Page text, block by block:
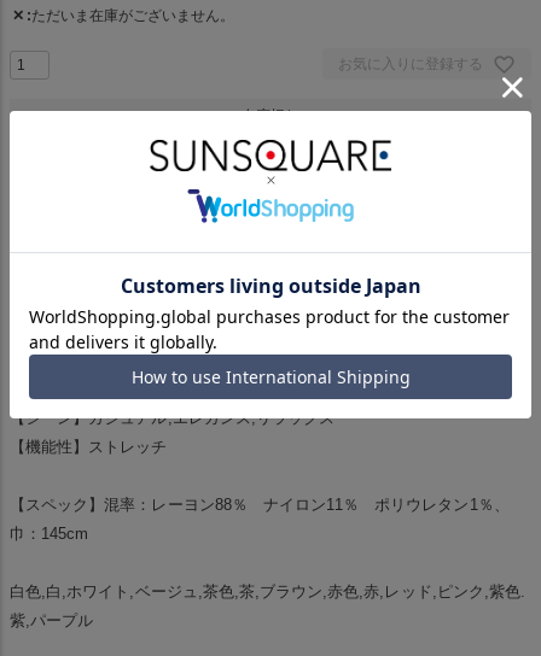
✕ ただいま在庫がございません。
お気に入りに登録する
在庫切れ
ピリング(毛玉)の発生を極限まで軽減させた、MVSレーヨン糸を使用した
やや薄手で、適度なドレープ感としなやかな風合い、さらに、 レーヨン
の上品な光沢と程よいストレッチ性を持つ素材です。
【アイテム】トップス,ワンピース,スカート,パンツ
【シーン】カジュアル,エレガンス,リラックス
【機能性】ストレッチ
【スペック】混率：レーヨン88％ ナイロン11％ ポリウレタン1％、
巾：145cm
白色,白,ホワイト,ベージュ,茶色,茶,ブラウン,赤色,赤,レッド,ピンク,紫色.
紫,パープル